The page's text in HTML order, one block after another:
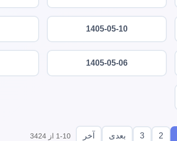
1405-05-10
1405-05-06
2
3 بعدی آخر 1-10 از 3424